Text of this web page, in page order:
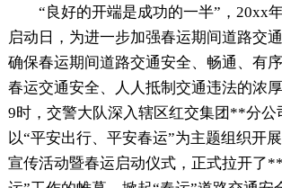
“良好的开端是成功的一半”，20xx
启动日，为进一步加强春运期间道路交
确保春运期间道路交通安全、畅通、有
春运交通安全、人人抵制交通违法的浓
9时，交警大队深入辖区红交集团**分公
以“平安出行、平安春运”为主题组织开
宣传活动暨春运启动仪式，正式拉开了